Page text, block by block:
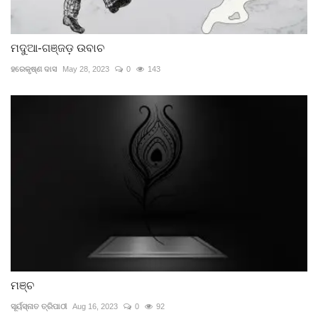
ମଦୁଆ-ଗଞ୍ଜଡ଼ ଉବାଚ
ହରେକୃଷ୍ଣ ଦାସ May 28, 2023 0 143
ମଞ୍ଚ
ସୂର୍ୟସ୍ନାତ ତ୍ରିପାଠୀ Aug 16, 2023 0 92